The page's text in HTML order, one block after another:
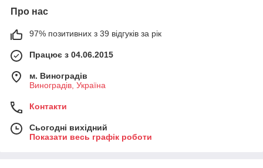
Про нас
97% позитивних з 39 відгуків за рік
Працює з 04.06.2015
м. Виноградів
Виноградів, Україна
Контакти
Сьогодні вихідний
Показати весь графік роботи